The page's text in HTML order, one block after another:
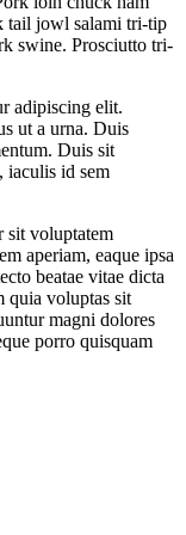
tail jowl salami tri-tip
swine. Prosciutto tri-
adipiscing elit.
ut a urna. Duis
Duis sit
iaculis id sem
sit voluptatem
aperiam, eaque ipsa
beatae vitae dicta
quia voluptas sit
magni dolores
porro quisquam